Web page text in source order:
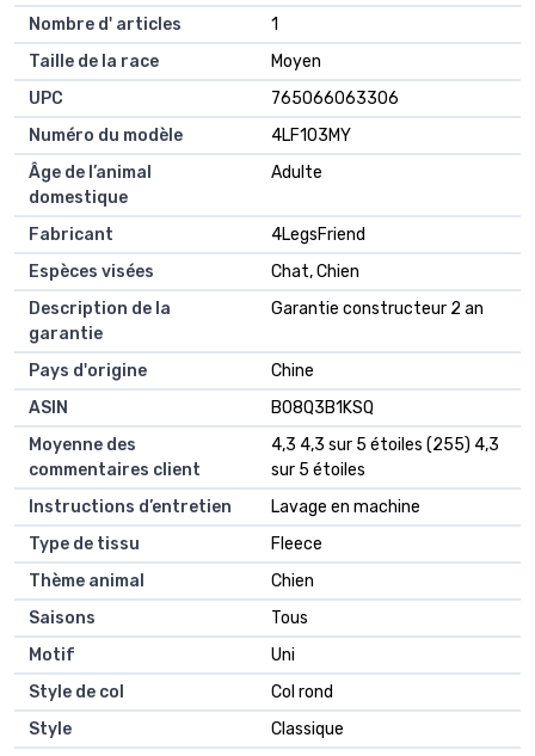
Nombre d' articles
1
Taille de la race
Moyen
UPC
765066063306
Numéro du modèle
4LF103MY
Âge de l’animal
domestique
Adulte
Fabricant
4LegsFriend
Espèces visées
Chat, Chien
Description de la
garantie
Garantie constructeur 2 an
Pays d'origine
Chine
ASIN
B08Q3B1KSQ
Moyenne des
commentaires client
4,3 4,3 sur 5 étoiles (255) 4,3
sur 5 étoiles
Instructions d’entretien
Lavage en machine
Type de tissu
Fleece
Thème animal
Chien
Saisons
Tous
Motif
Uni
Style de col
Col rond
Style
Classique